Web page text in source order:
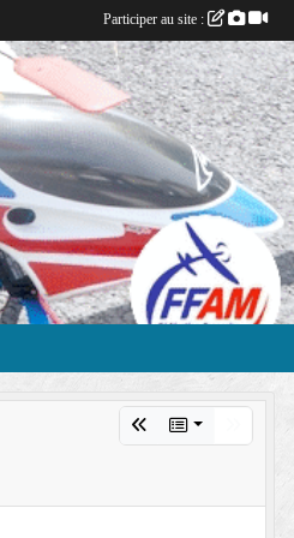
Participer au site :